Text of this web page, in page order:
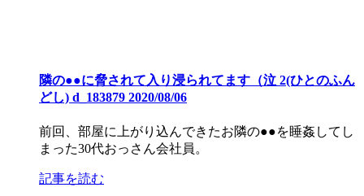
隣の●●に脅されて入り浸られてます（泣 2(ひとのふん
どし) d_183879 2020/08/06
前回、部屋に上がり込んできたお隣の●●を睡姦してし
まった30代おっさん会社員。
記事を読む